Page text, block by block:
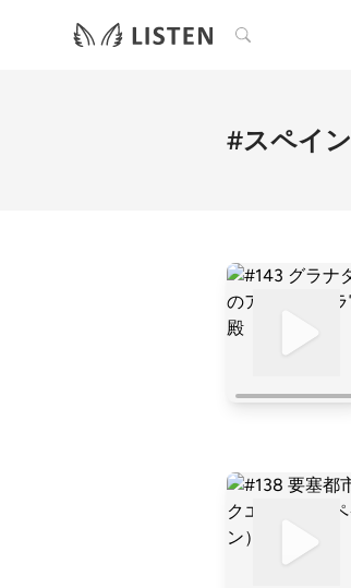
検索
#スペイン